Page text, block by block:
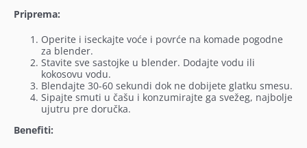
Priprema:
Operite i iseckajte voće i povrće na komade pogodne
za blender.
Stavite sve sastojke u blender. Dodajte vodu ili
kokosovu vodu.
Blendajte 30-60 sekundi dok ne dobijete glatku smesu.
Sipajte smuti u čašu i konzumirajte ga svežeg, najbolje
ujutru pre doručka.
Benefiti: